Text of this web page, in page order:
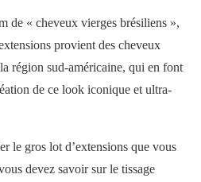
de « cheveux vierges brésiliens »,
provient des cheveux
région sud-américaine, qui en font
de ce look iconique et ultra-
le gros lot d’extensions que vous
devez savoir sur le tissage